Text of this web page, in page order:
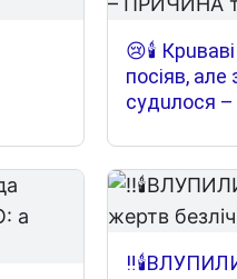
😢🕯
пociяв, aлe
cyдuлocя –
‼️🕯️ВЛУПИЛИ